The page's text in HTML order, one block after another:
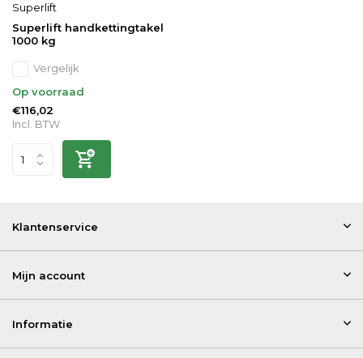
Superlift
Superlift handkettingtakel
1000 kg
Vergelijk
Op voorraad
€116,02
Incl. BTW
Klantenservice
Mijn account
Informatie